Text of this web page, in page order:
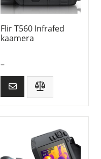
Flir T560 Infrafed
kaamera
–